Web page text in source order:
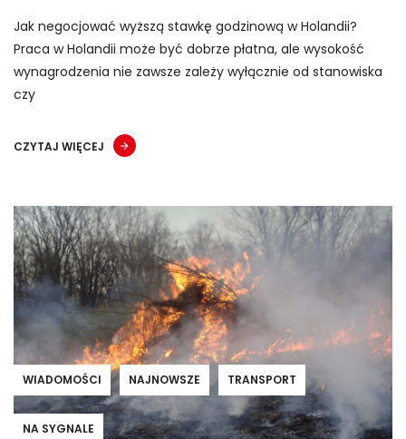
Jak negocjować wyższą stawkę godzinową w Holandii?
Praca w Holandii może być dobrze płatna, ale wysokość
wynagrodzenia nie zawsze zależy wyłącznie od stanowiska
czy
CZYTAJ WIĘCEJ
WIADOMOŚCI NAJNOWSZE TRANSPORT
NA SYGNALE